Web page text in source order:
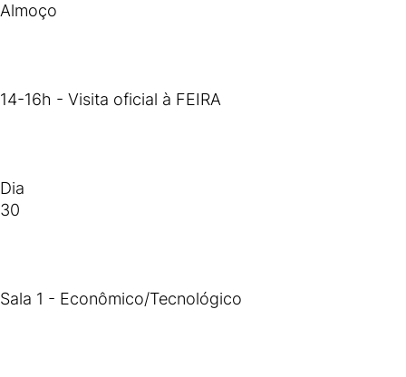
Almoço
14-16h - Visita oficial à FEIRA
Dia
30
Sala 1 - Econômico/Tecnológico